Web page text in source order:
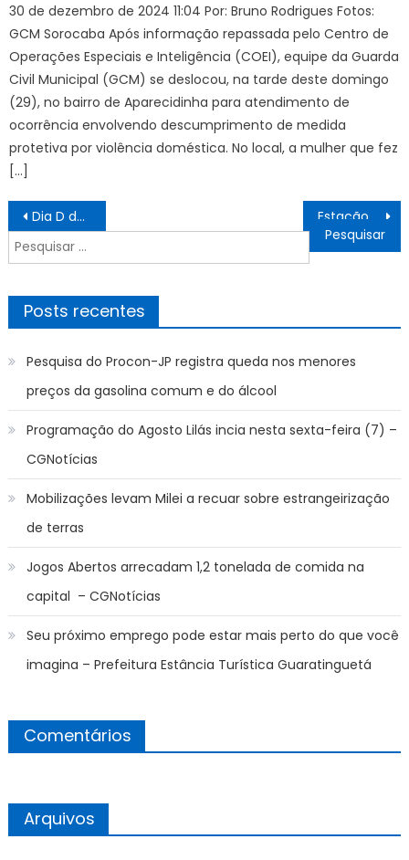
30 de dezembro de 2024 11:04 Por: Bruno Rodrigues Fotos:
GCM Sorocaba Após informação repassada pelo Centro de
Operações Especiais e Inteligência (COEI), equipe da Guarda
Civil Municipal (GCM) se deslocou, na tarde deste domingo
(29), no bairro de Aparecidinha para atendimento de
ocorrência envolvendo descumprimento de medida
protetiva por violência doméstica. No local, a mulher que fez
[…]
Navegação
de
Post
Dia D da Campanha do Agasalho será realizado durante Drive Thru – CGNotícias
Pesquisar
por:
Posts recentes
Pesquisa do Procon-JP registra queda nos menores
preços da gasolina comum e do álcool
Programação do Agosto Lilás incia nesta sexta-feira (7) –
CGNotícias
Mobilizações levam Milei a recuar sobre estrangeirização
de terras
Jogos Abertos arrecadam 1,2 tonelada de comida na
capital – CGNotícias
Seu próximo emprego pode estar mais perto do que você
imagina – Prefeitura Estância Turística Guaratinguetá
Comentários
Arquivos